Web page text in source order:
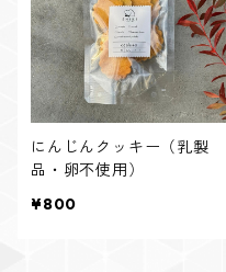
にんじんクッキー（乳製
品・卵不使用）
¥800